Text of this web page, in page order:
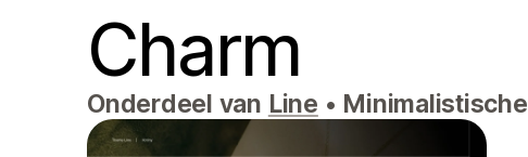
Charm
Onderdeel van Line •